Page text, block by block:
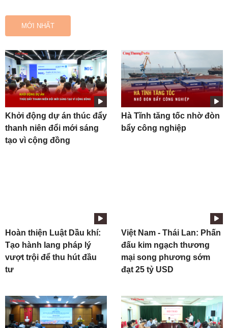
MỚI NHẤT
Khởi động dự án thúc đẩy
thanh niên đổi mới sáng
tạo vì cộng đồng
Hà Tĩnh tăng tốc nhờ đòn
bẩy công nghiệp
Hoàn thiện Luật Dầu khí:
Tạo hành lang pháp lý
vượt trội để thu hút đầu
tư
Việt Nam - Thái Lan: Phấn
đấu kim ngạch thương
mại song phương sớm
đạt 25 tỷ USD